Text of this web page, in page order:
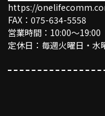
https://
FAX：075-634-5558
営業時間：10:00〜19:00
定休日：毎週火曜日・水